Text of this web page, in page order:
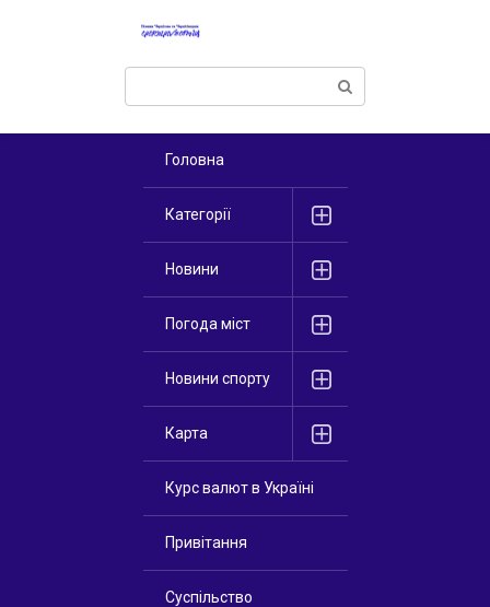
Поиск:
Головна
Категорії
Новини
Погода міст
Новини спорту
Карта
Курс валют в Україні
Привітання
Суспільство